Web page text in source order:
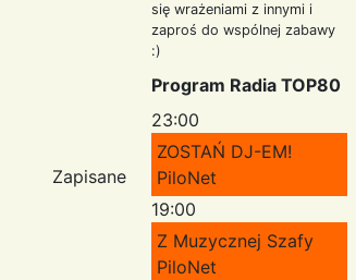
Zapisane
się wrażeniami z innymi i
zaproś do wspólnej zabawy
:)
Program Radia TOP80
23:00
ZOSTAŃ DJ-EM!
PiloNet
19:00
Z Muzycznej Szafy
PiloNet